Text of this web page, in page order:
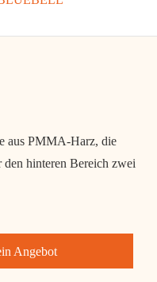
aus PMMA-Harz, die
hinteren Bereich zwei
Angebot